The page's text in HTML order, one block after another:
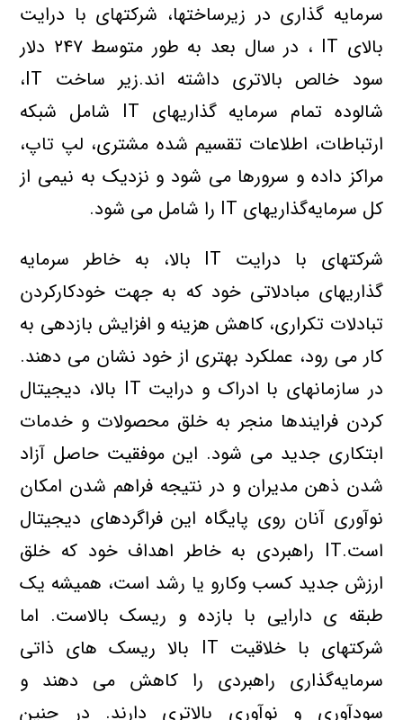
سرمايه گذاري در زيرساختها، شرکتهاي با درايت
بالاي IT ، در سال بعد به طور متوسط ۲۴۷ دلار
سود خالص بالاتري داشته اند.زير ساخت IT،
شالوده تمام سرمايه گذاريهاي IT شامل شبکه
ارتباطات، اطلاعات تقسيم شده مشتري، لپ تاپ،
مراکز داده و سرورها مي شود و نزديک به نيمي از
کل سرمايه‌گذاريهاي IT را شامل مي شود.
شرکتهاي با درايت IT بالا، به خاطر سرمايه
گذاريهاي مبادلاتي خود که به جهت خودکارکردن
تبادلات تکراري، کاهش هزينه و افزايش بازدهي به
کار مي رود، عملکرد بهتري از خود نشان مي دهند.
در سازمانهاي با ادراک و درايت IT بالا، ديجيتال
کردن فرايندها منجر به خلق محصولات و خدمات
ابتکاري جديد مي شود. اين موفقيت حاصل آزاد
شدن ذهن مديران و در نتيجه فراهم شدن امکان
نوآوري آنان روي پايگاه اين فراگردهاي ديجيتال
است.IT راهبردي به خاطر اهداف خود که خلق
ارزش جديد کسب وکارو يا رشد است، هميشه يک
طبقه ي دارايي با بازده و ريسک بالاست. اما
شرکتهاي با خلاقيت IT بالا ريسک هاي ذاتي
سرمايه‌گذاري راهبردي را كاهش مي دهند و
سودآوري و نوآوري بالاتري دارند. در چنين